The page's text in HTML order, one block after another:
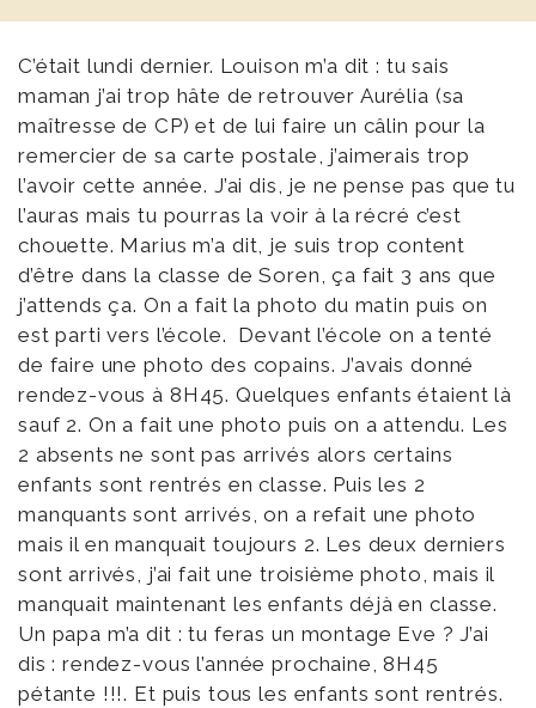
C’était lundi dernier. Louison m’a dit : tu sais
maman j’ai trop hâte de retrouver Aurélia (sa
maîtresse de CP) et de lui faire un câlin pour la
remercier de sa carte postale, j’aimerais trop
l’avoir cette année. J’ai dis, je ne pense pas que tu
l’auras mais tu pourras la voir à la récré c’est
chouette. Marius m’a dit, je suis trop content
d’être dans la classe de Soren, ça fait 3 ans que
j’attends ça. On a fait la photo du matin puis on
est parti vers l’école. Devant l’école on a tenté
de faire une photo des copains. J’avais donné
rendez-vous à 8H45. Quelques enfants étaient là
sauf 2. On a fait une photo puis on a attendu. Les
2 absents ne sont pas arrivés alors certains
enfants sont rentrés en classe. Puis les 2
manquants sont arrivés, on a refait une photo
mais il en manquait toujours 2. Les deux derniers
sont arrivés, j’ai fait une troisième photo, mais il
manquait maintenant les enfants déjà en classe.
Un papa m’a dit : tu feras un montage Eve ? J’ai
dis : rendez-vous l’année prochaine, 8H45
pétante !!!. Et puis tous les enfants sont rentrés.